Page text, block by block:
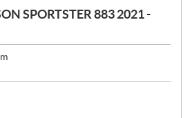
SPORTSTER 883 2021 -